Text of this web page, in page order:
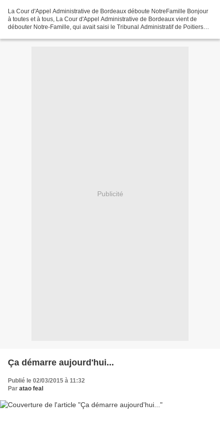
La Cour d'Appel Administrative de Bordeaux déboute NotreFamille Bonjour
à toutes et à tous, La Cour d'Appel Administrative de Bordeaux vient de
débouter Notre-Famille, qui avait saisi le Tribunal Administratif de Poitiers
Publicité
Ça démarre aujourd'hui...
Publié le 02/03/2015 à 11:32
Par atao feal